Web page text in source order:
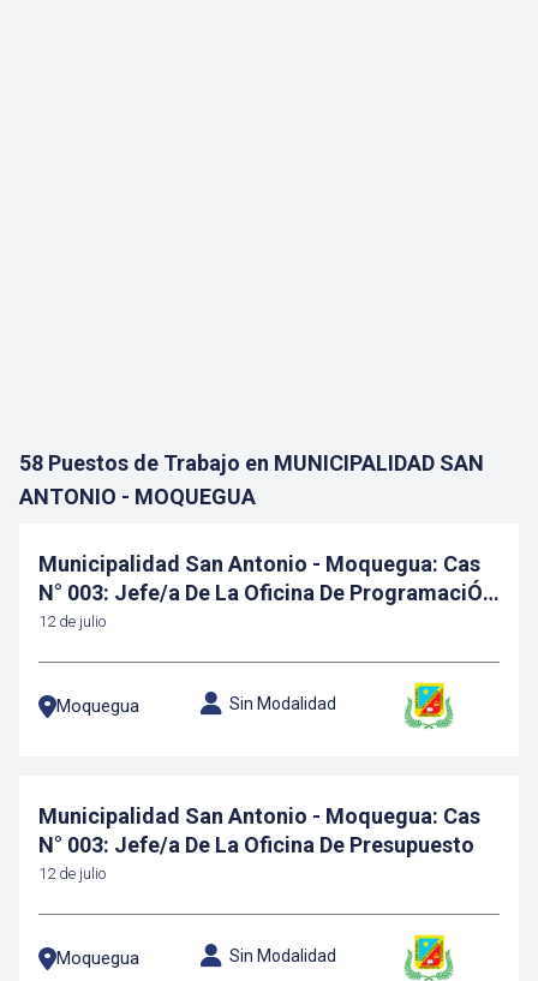
58 Puestos de Trabajo en MUNICIPALIDAD SAN
ANTONIO - MOQUEGUA
Municipalidad San Antonio - Moquegua: Cas
N° 003: Jefe/a De La Oficina De ProgramaciÓn
Multianual De Inversiones
12 de julio
Moquegua Sin Modalidad
Municipalidad San Antonio - Moquegua: Cas
N° 003: Jefe/a De La Oficina De Presupuesto
12 de julio
Moquegua Sin Modalidad